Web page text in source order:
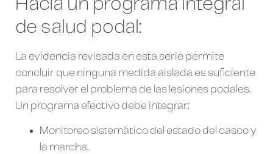
Hacia un programa integral
de salud podal:
La evidencia revisada en esta serie permite
concluir que ninguna medida aislada es suficiente
para resolver el problema de las lesiones podales.
Un programa efectivo debe integrar:
Monitoreo sistemático del estado del casco y
la marcha.